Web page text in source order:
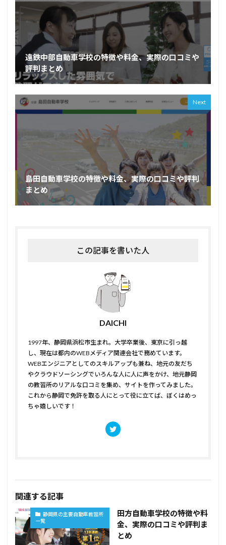
遠鉄中部自動車学校の特徴や料金、実際の口コミや
評判まとめ
Next
島田自動車学校の特徴や料金、実際の口コミや評判
まとめ
この記事を書いた人
DAICHI
1997年、静岡県浜松市生まれ。大学卒業後、東京に引っ越
し、現在は都内のWEBメディア関連会社で務めています。
WEBエンジニアとしてのスキルアップも兼ね、地元の友だち
やクラウドソーシングでいろんな人に人に声をかけ、地元静岡
の教習所のリアルな口コミを集め、サイトを作ってみました。
これから静岡で免許を取る人にとって役に立てば、ぼくはめっ
ちゃ嬉しいです！
関連する記事
静岡県の主要自動車教習所
一覧
田方自動車学校の特徴や料
金、実際の口コミや評判ま
とめ